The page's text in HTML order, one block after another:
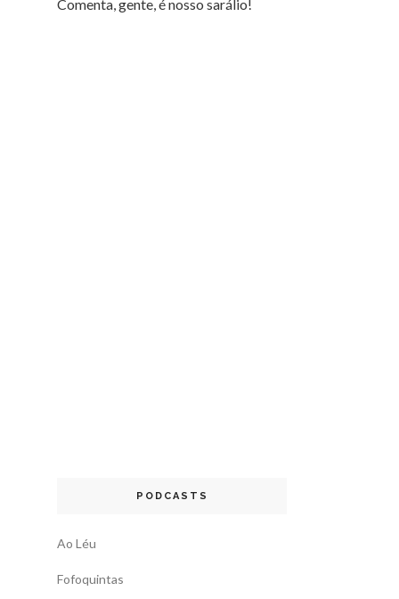
Comenta, gente, é nosso sarálio!
PODCASTS
Ao Léu
Fofoquintas